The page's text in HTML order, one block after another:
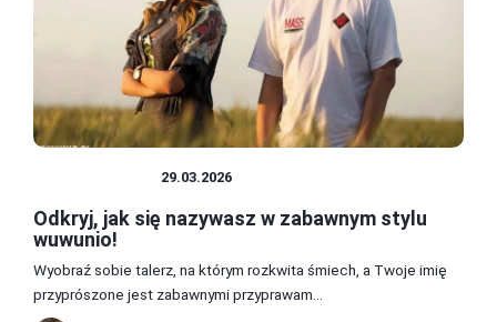
29.03.2026
Odkryj, jak się nazywasz w zabawnym stylu
wuwunio!
Wyobraź sobie talerz, na którym rozkwita śmiech, a Twoje imię
przyprószone jest zabawnymi przyprawam...